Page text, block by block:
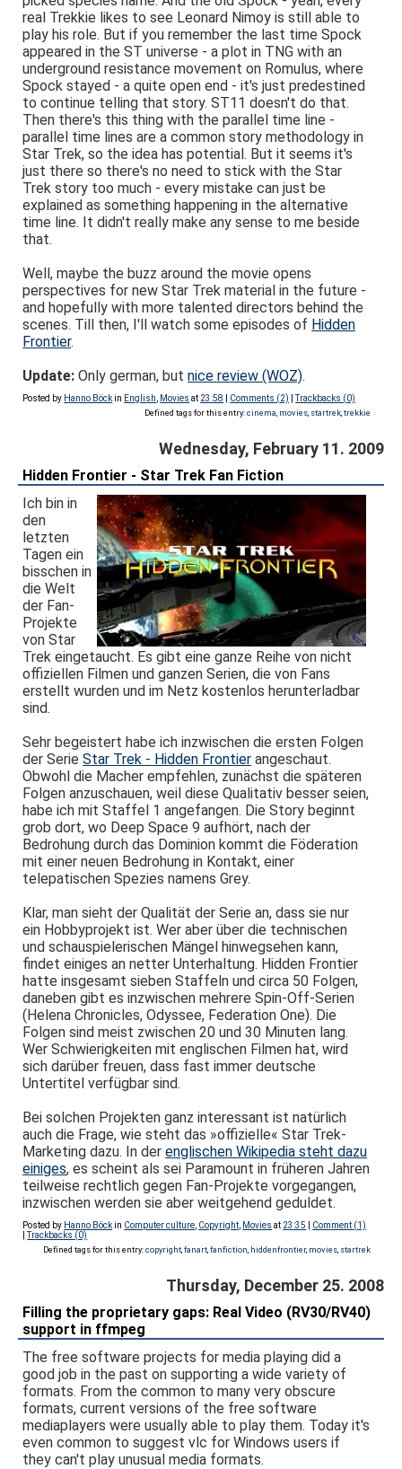
real Trekkie likes to see Leonard Nimoy is still able to
play his role. But if you remember the last time Spock
appeared in the ST universe - a plot in TNG with an
underground resistance movement on Romulus, where
Spock stayed - a quite open end - it's just predestined
to continue telling that story. ST11 doesn't do that.
Then there's this thing with the parallel time line -
parallel time lines are a common story methodology in
Star Trek, so the idea has potential. But it seems it's
just there so there's no need to stick with the Star
Trek story too much - every mistake can just be
explained as something happening in the alternative
time line. It didn't really make any sense to me beside
that.
Well, maybe the buzz around the movie opens
perspectives for new Star Trek material in the future -
and hopefully with more talented directors behind the
scenes. Till then, I'll watch some episodes of Hidden
Frontier.
Update: Only german, butnice review (WOZ).
Posted by Hanno Böckin English Movies at 23:58 Comments (2) |Trackbacks (0)
Defined tags for this entry:cinema movies, startrek, trekkie
Wednesday, February 11. 2009
Hidden Frontier - Star Trek Fan Fiction
Ich bin in
den
letzten
Tagen ein
bisschen in
die Welt
der Fan-
Projekte
von Star
Trek eingetaucht. Es gibt eine ganze Reihe von nicht
offiziellen Filmen und ganzen Serien, die von Fans
erstellt wurden und im Netz kostenlos herunterladbar
sind.
Sehr begeistert habe ich inzwischen die ersten Folgen
der SerieStar Trek - Hidden Frontier angeschaut.
Obwohl die Macher empfehlen, zunächst die späteren
Folgen anzuschauen, weil diese Qualitativ besser seien,
habe ich mit Staffel 1 angefangen. Die Story beginnt
grob dort, wo Deep Space 9 aufhört, nach der
Bedrohung durch das Dominion kommt die Föderation
mit einer neuen Bedrohung in Kontakt, einer
telepatischen Spezies namens Grey.
Klar, man sieht der Qualität der Serie an, dass sie nur
ein Hobbyprojekt ist. Wer aber über die technischen
und schauspielerischen Mängel hinwegsehen kann,
findet einiges an netter Unterhaltung. Hidden Frontier
hatte insgesamt sieben Staffeln und circa 50 Folgen,
daneben gibt es inzwischen mehrere Spin-Off-Serien
(Helena Chronicles, Odyssee, Federation One). Die
Folgen sind meist zwischen 20 und 30 Minuten lang.
Wer Schwierigkeiten mit englischen Filmen hat, wird
sich darüber freuen, dass fast immer deutsche
Untertitel verfügbar sind.
Bei solchen Projekten ganz interessant ist natürlich
auch die Frage, wie steht das »offizielle« Star Trek-
Marketing dazu. In derenglischen Wikipedia steht dazu
einiges, es scheint als sei Paramount in früheren Jahren
teilweise rechtlich gegen Fan-Projekte vorgegangen,
inzwischen werden sie aber weitgehend geduldet.
Posted by Hanno Böckin Computer culture Copyright Movies at 23:35
Comment (1)
|Trackbacks (0)
Defined tags for this entry:copyright, fanart, fanfiction hiddenfrontier, movies, startrek
Thursday, December 25. 2008
Filling the proprietary gaps: Real Video (RV30/RV40)
support in ffmpeg
The free software projects for media playing did a
good job in the past on supporting a wide variety of
formats. From the common to many very obscure
formats, current versions of the free software
mediaplayers were usually able to play them. Today it's
even common to suggest vlc for Windows users if
they can't play unusual media formats.